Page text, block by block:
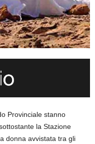
Provinciale stanno
la Stazione
donna avvistata tra gli